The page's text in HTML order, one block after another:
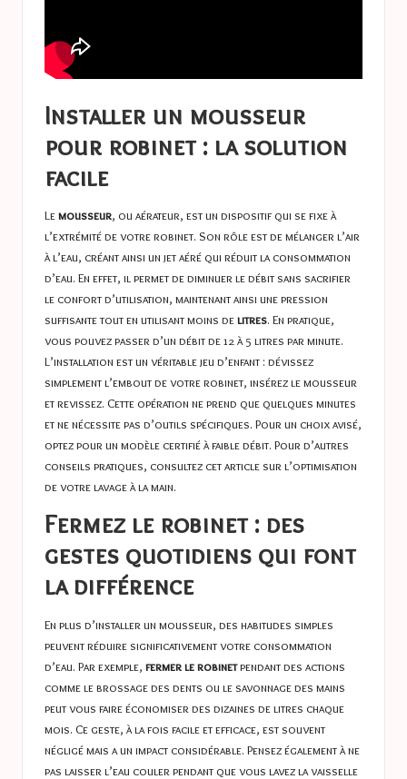
Installer un mousseur
pour robinet : la solution
facile
Lemousseur, ou aérateur, est un dispositif qui se fixe à
l’extrémité de votre robinet. Son rôle est de mélanger l’air
à l’eau, créant ainsi un jet aéré qui réduit la consommation
d’eau. En effet, il permet de diminuer le débit sans sacrifier
le confort d’utilisation, maintenant ainsi une pression
suffisante tout en utilisant moins delitres. En pratique,
vous pouvez passer d’un débit de 12 à 5 litres par minute.
L’installation est un véritable jeu d’enfant : dévissez
simplement l’embout de votre robinet, insérez le mousseur
et revissez. Cette opération ne prend que quelques minutes
et ne nécessite pas d’outils spécifiques. Pour un choix avisé,
optez pour un modèle certifié à faible débit. Pour d’autres
conseils pratiques, consultez cet article surl’optimisation
de votre lavage à la main.
Fermez le robinet : des
gestes quotidiens qui font
la différence
En plus d’installer un mousseur, des habitudes simples
peuvent réduire significativement votre consommation
d’eau. Par exemple, fermer le robinetpendant des actions
comme le brossage des dents ou le savonnage des mains
peut vous faire économiser des dizaines de litres chaque
mois. Ce geste, à la fois facile et efficace, est souvent
négligé mais a un impact considérable. Pensez également à ne
pas laisser l’eau couler pendant que vous lavez la vaisselle